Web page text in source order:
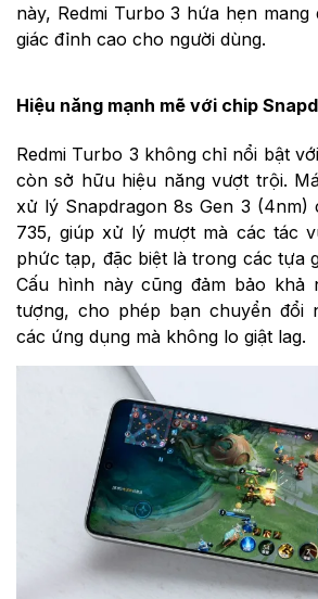
này, Redmi Turbo 3 hứa hẹn mang
giác đỉnh cao cho người dùng.
Hiệu năng mạnh mẽ với chip
Redmi Turbo 3 không chỉ nổi bật
còn sở hữu hiệu năng vượt trội.
xử lý Snapdragon 8s Gen 3 (4nm)
735, giúp xử lý mượt mà các tác
phức tạp, đặc biệt là trong các tựa
Cấu hình này cũng đảm bảo khả
tượng, cho phép bạn chuyển đổi
các ứng dụng mà không lo giật lag.